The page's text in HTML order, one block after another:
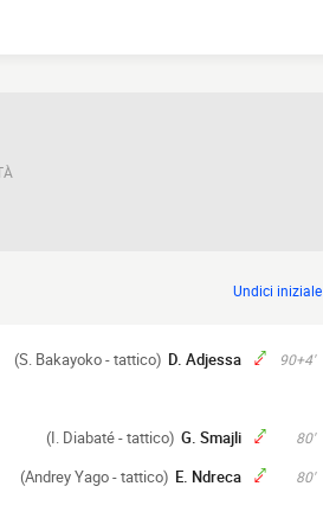
Undici iniziale
90+4'
D. Adjessa
(S. Bakayoko - tattico)
80'
G. Smajli
(I. Diabaté - tattico)
80'
E. Ndreca
(Andrey Yago - tattico)